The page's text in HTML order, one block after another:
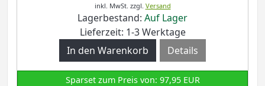
inkl. MwSt. zzgl. Versand
Lagerbestand: Auf Lager
Lieferzeit: 1-3 Werktage
Details
Sparset zum Preis von: 97,95 EUR